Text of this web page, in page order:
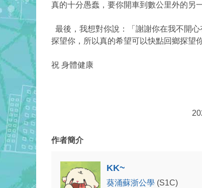
真的十分愚蠢，要你開車到數公里外的另
最後，我想對你說：「謝謝你在我不開
探望你，所以真的希望可以快點回鄉探望
祝 身體健康
外孫
紫棋
2022年12月
作者簡介
KK~
葵涌蘇浙公學 (S1C)